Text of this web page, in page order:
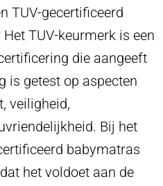
TUV-gecertificeerd
TUV-keurmerk is een
die aangeeft
is getest op aspecten
veiligheid,
Bij het
babymatras
het voldoet aan de